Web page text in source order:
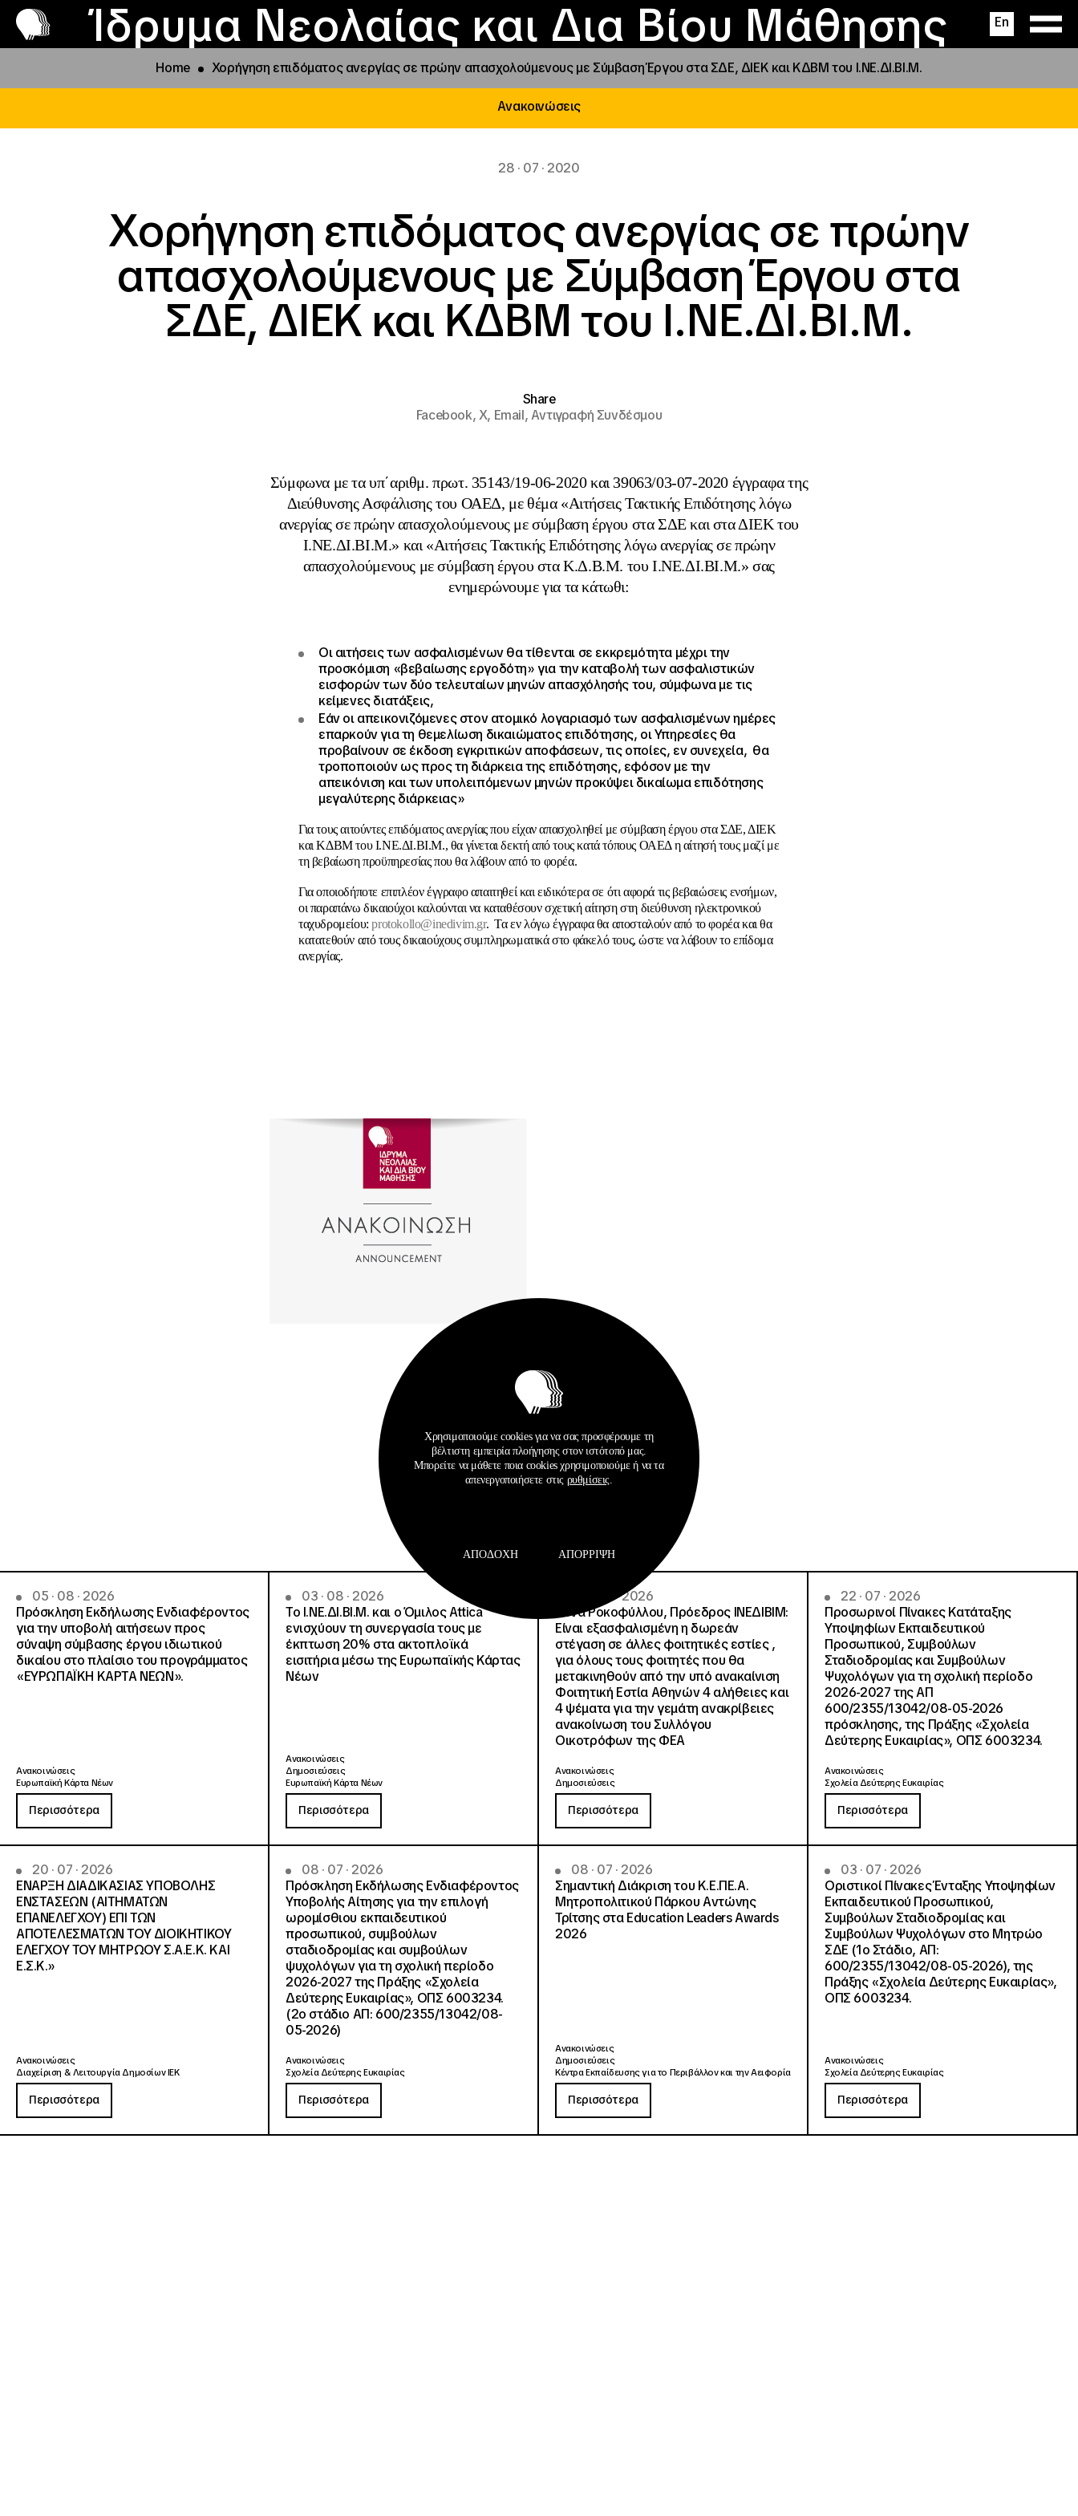
Ίδρυμα Νεολαίας και Δια Βίου Μάθησης En
Το ΙΝΕΔΙΒΙΜ
Προγράμματα και δράσεις
Φοιτητικές Εστίες
Παραχώρηση αιγίδας
Νέα
Επικοινωνία
Home Χορήγηση επιδόματος ανεργίας σε πρώην απασχολούμενους με Σύμβαση Έργου στα ΣΔΕ, ΔΙΕΚ και ΚΔΒΜ του Ι.ΝΕ.ΔΙ.ΒΙ.Μ.
Ανακοινώσεις
28 · 07 · 2020
Χορήγηση επιδόματος ανεργίας σε πρώην
απασχολούμενους με Σύμβαση Έργου στα
ΣΔΕ, ΔΙΕΚ και ΚΔΒΜ του Ι.ΝΕ.ΔΙ.ΒΙ.Μ.
Share
Facebook,X, Email,Αντιγραφή Συνδέσμου
Σύμφωνα με τα υπ΄αριθμ. πρωτ. 35143/19-06-2020 και 39063/03-07-2020 έγγραφα της
Διεύθυνσης Ασφάλισης του ΟΑΕΔ, με θέμα «Αιτήσεις Τακτικής Επιδότησης λόγω
ανεργίας σε πρώην απασχολούμενους με σύμβαση έργου στα ΣΔΕ και στα ΔΙΕΚ του
Ι.ΝΕ.ΔΙ.ΒΙ.Μ.» και «Αιτήσεις Τακτικής Επιδότησης λόγω ανεργίας σε πρώην
απασχολούμενους με σύμβαση έργου στα Κ.Δ.Β.Μ. του Ι.ΝΕ.ΔΙ.ΒΙ.Μ.»σας
ενημερώνουμε για τα κάτωθι:
Οι αιτήσεις των ασφαλισμένων θα τίθενται σε εκκρεμότητα μέχρι την
προσκόμιση «βεβαίωσης εργοδότη» για την καταβολή των ασφαλιστικών
εισφορών των δύο τελευταίων μηνών απασχόλησής του, σύμφωνα με τις
κείμενες διατάξεις,
Εάν οι απεικονιζόμενες στον ατομικό λογαριασμό των ασφαλισμένων ημέρες
επαρκούν για τη θεμελίωση δικαιώματος επιδότησης, οι Υπηρεσίες θα
προβαίνουν σε έκδοση εγκριτικών αποφάσεων, τις οποίες, εν συνεχεία, θα
τροποποιούν ως προς τη διάρκεια της επιδότησης, εφόσον με την
απεικόνιση και των υπολειπόμενων μηνών προκύψει δικαίωμα επιδότησης
μεγαλύτερης διάρκειας»
Για τους αιτούντες επιδόματος ανεργίας που είχαν απασχοληθεί με σύμβαση έργου στα ΣΔΕ, ΔΙΕΚ
και ΚΔΒΜ του Ι.ΝΕ.ΔΙ.ΒΙ.Μ., θα γίνεται δεκτή από τους κατά τόπους ΟΑΕΔ η αίτησή τους μαζί με
τη βεβαίωση προϋπηρεσίας που θα λάβουν από το φορέα.
Για οποιοδήποτε επιπλέον έγγραφο απαιτηθεί και ειδικότερα σε ότι αφορά τις βεβαιώσεις ενσήμων,
οι παραπάνω δικαιούχοι καλούνται να καταθέσουν σχετική αίτηση στη διεύθυνση ηλεκτρονικού
ταχυδρομείου:protokollo@inedivim.gr. Τα εν λόγω έγγραφα θα αποσταλούν από το φορέα και θα
κατατεθούν από τους δικαιούχους συμπληρωματικά στο φάκελό τους, ώστε να λάβουν το επίδομα
ανεργίας.
Σχετικά Αρχεία
05 · 08 · 2026
Πρόσκληση Εκδήλωσης Ενδιαφέροντος
για την υποβολή αιτήσεων προς
σύναψη σύμβασης έργου ιδιωτικού
δικαίου στο πλαίσιο του προγράμματος
«ΕΥΡΩΠΑΪΚΗ ΚΑΡΤΑ ΝΕΩΝ».
Ανακοινώσεις
Ευρωπαϊκή Κάρτα Νέων
Περισσότερα
03 · 08 · 2026
Το Ι.ΝΕ.ΔΙ.ΒΙ.Μ. και o Όμιλος Attica
ενισχύουν τη συνεργασία τους με
έκπτωση 20% στα ακτοπλοϊκά
εισιτήρια μέσω της Ευρωπαϊκής Κάρτας
Νέων
Ανακοινώσεις
Δημοσιεύσεις
Ευρωπαϊκή Κάρτα Νέων
Περισσότερα
02 · 08 · 2026
Άννα Ροκοφύλλου, Πρόεδρος ΙΝΕΔΙΒΙΜ:
Είναι εξασφαλισμένη η δωρεάν
στέγαση σε άλλες φοιτητικές εστίες ,
για όλους τους φοιτητές που θα
μετακινηθούν από την υπό ανακαίνιση
Φοιτητική Εστία Αθηνών 4 αλήθειες και
4 ψέματα για την γεμάτη ανακρίβειες
ανακοίνωση του Συλλόγου
Οικοτρόφων της ΦΕΑ
Ανακοινώσεις
Δημοσιεύσεις
Περισσότερα
22 · 07 · 2026
Προσωρινοί Πίνακες Κατάταξης
Υποψηφίων Εκπαιδευτικού
Προσωπικού, Συμβούλων
Σταδιοδρομίας και Συμβούλων
Ψυχολόγων για τη σχολική περίοδο
2026-2027 της ΑΠ
600/2355/13042/08-05-2026
πρόσκλησης, της Πράξης «Σχολεία
Δεύτερης Ευκαιρίας», ΟΠΣ 6003234.
Ανακοινώσεις
Σχολεία Δεύτερης Ευκαιρίας
Περισσότερα
20 · 07 · 2026
ΕΝΑΡΞΗ ΔΙΑΔΙΚΑΣΙΑΣ ΥΠΟΒΟΛΗΣ
ΕΝΣΤΑΣΕΩΝ (ΑΙΤΗΜΑΤΩΝ
ΕΠΑΝΕΛΕΓΧΟΥ) ΕΠΙ ΤΩΝ
ΑΠΟΤΕΛΕΣΜΑΤΩΝ ΤΟΥ ΔΙΟΙΚΗΤΙΚΟΥ
ΕΛΕΓΧΟΥ ΤΟΥ ΜΗΤΡΩΟΥ Σ.Α.Ε.Κ. ΚΑΙ
Ε.Σ.Κ.»
Ανακοινώσεις
Διαχείριση & Λειτουργία Δημοσίων ΙΕΚ
Περισσότερα
08 · 07 · 2026
Πρόσκληση Εκδήλωσης Ενδιαφέροντος
Υποβολής Αίτησης για την επιλογή
ωρομίσθιου εκπαιδευτικού
προσωπικού, συμβούλων
σταδιοδρομίας και συμβούλων
ψυχολόγων για τη σχολική περίοδο
2026-2027 της Πράξης «Σχολεία
Δεύτερης Ευκαιρίας», ΟΠΣ 6003234.
(2ο στάδιο ΑΠ: 600/2355/13042/08-
05-2026)
Ανακοινώσεις
Σχολεία Δεύτερης Ευκαιρίας
Περισσότερα
08 · 07 · 2026
Σημαντική Διάκριση του Κ.Ε.ΠΕ.Α.
Μητροπολιτικού Πάρκου Αντώνης
Τρίτσης στα Education Leaders Awards
2026
Ανακοινώσεις
Δημοσιεύσεις
Κέντρα Εκπαίδευσης για το Περιβάλλον και την Αειφορία
Περισσότερα
03 · 07 · 2026
Οριστικοί Πίνακες Ένταξης Υποψηφίων
Εκπαιδευτικού Προσωπικού,
Συμβούλων Σταδιοδρομίας και
Συμβούλων Ψυχολόγων στο Μητρώο
ΣΔΕ (1ο Στάδιο, ΑΠ:
600/2355/13042/08-05-2026), της
Πράξης «Σχολεία Δεύτερης Ευκαιρίας»,
ΟΠΣ 6003234.
Ανακοινώσεις
Σχολεία Δεύτερης Ευκαιρίας
Περισσότερα
Χρησιμοποιούμε cookies για να σας προσφέρουμε τη
βέλτιστη εμπειρία πλοήγησης στον ιστότοπό μας.
Μπορείτε να μάθετε ποια cookies χρησιμοποιούμε ή να τα
απενεργοποιήσετε στις ρυθμίσεις
ΑΠΟΔΟΧΉ ΑΠΌΡΡΙΨΗ